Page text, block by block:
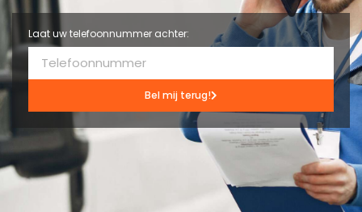
Laat uw telefoonnummer achter:
Bel mij terug!